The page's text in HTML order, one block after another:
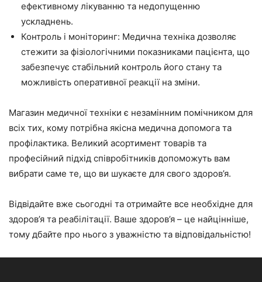
ефективному лікуванню та недопущенню
ускладнень.
Контроль і моніторинг: Медична техніка дозволяє
стежити за фізіологічними показниками пацієнта, що
забезпечує стабільний контроль його стану та
можливість оперативної реакції на зміни.
Магазин медичної техніки є незамінним помічником для
всіх тих, кому потрібна якісна медична допомога та
профілактика. Великий асортимент товарів та
професійний підхід співробітників допоможуть вам
вибрати саме те, що ви шукаєте для свого здоров’я.
Відвідайте вже сьогодні та отримайте все необхідне для
здоров’я та реабілітації. Ваше здоров’я – це найцінніше,
тому дбайте про нього з уважністю та відповідальністю!